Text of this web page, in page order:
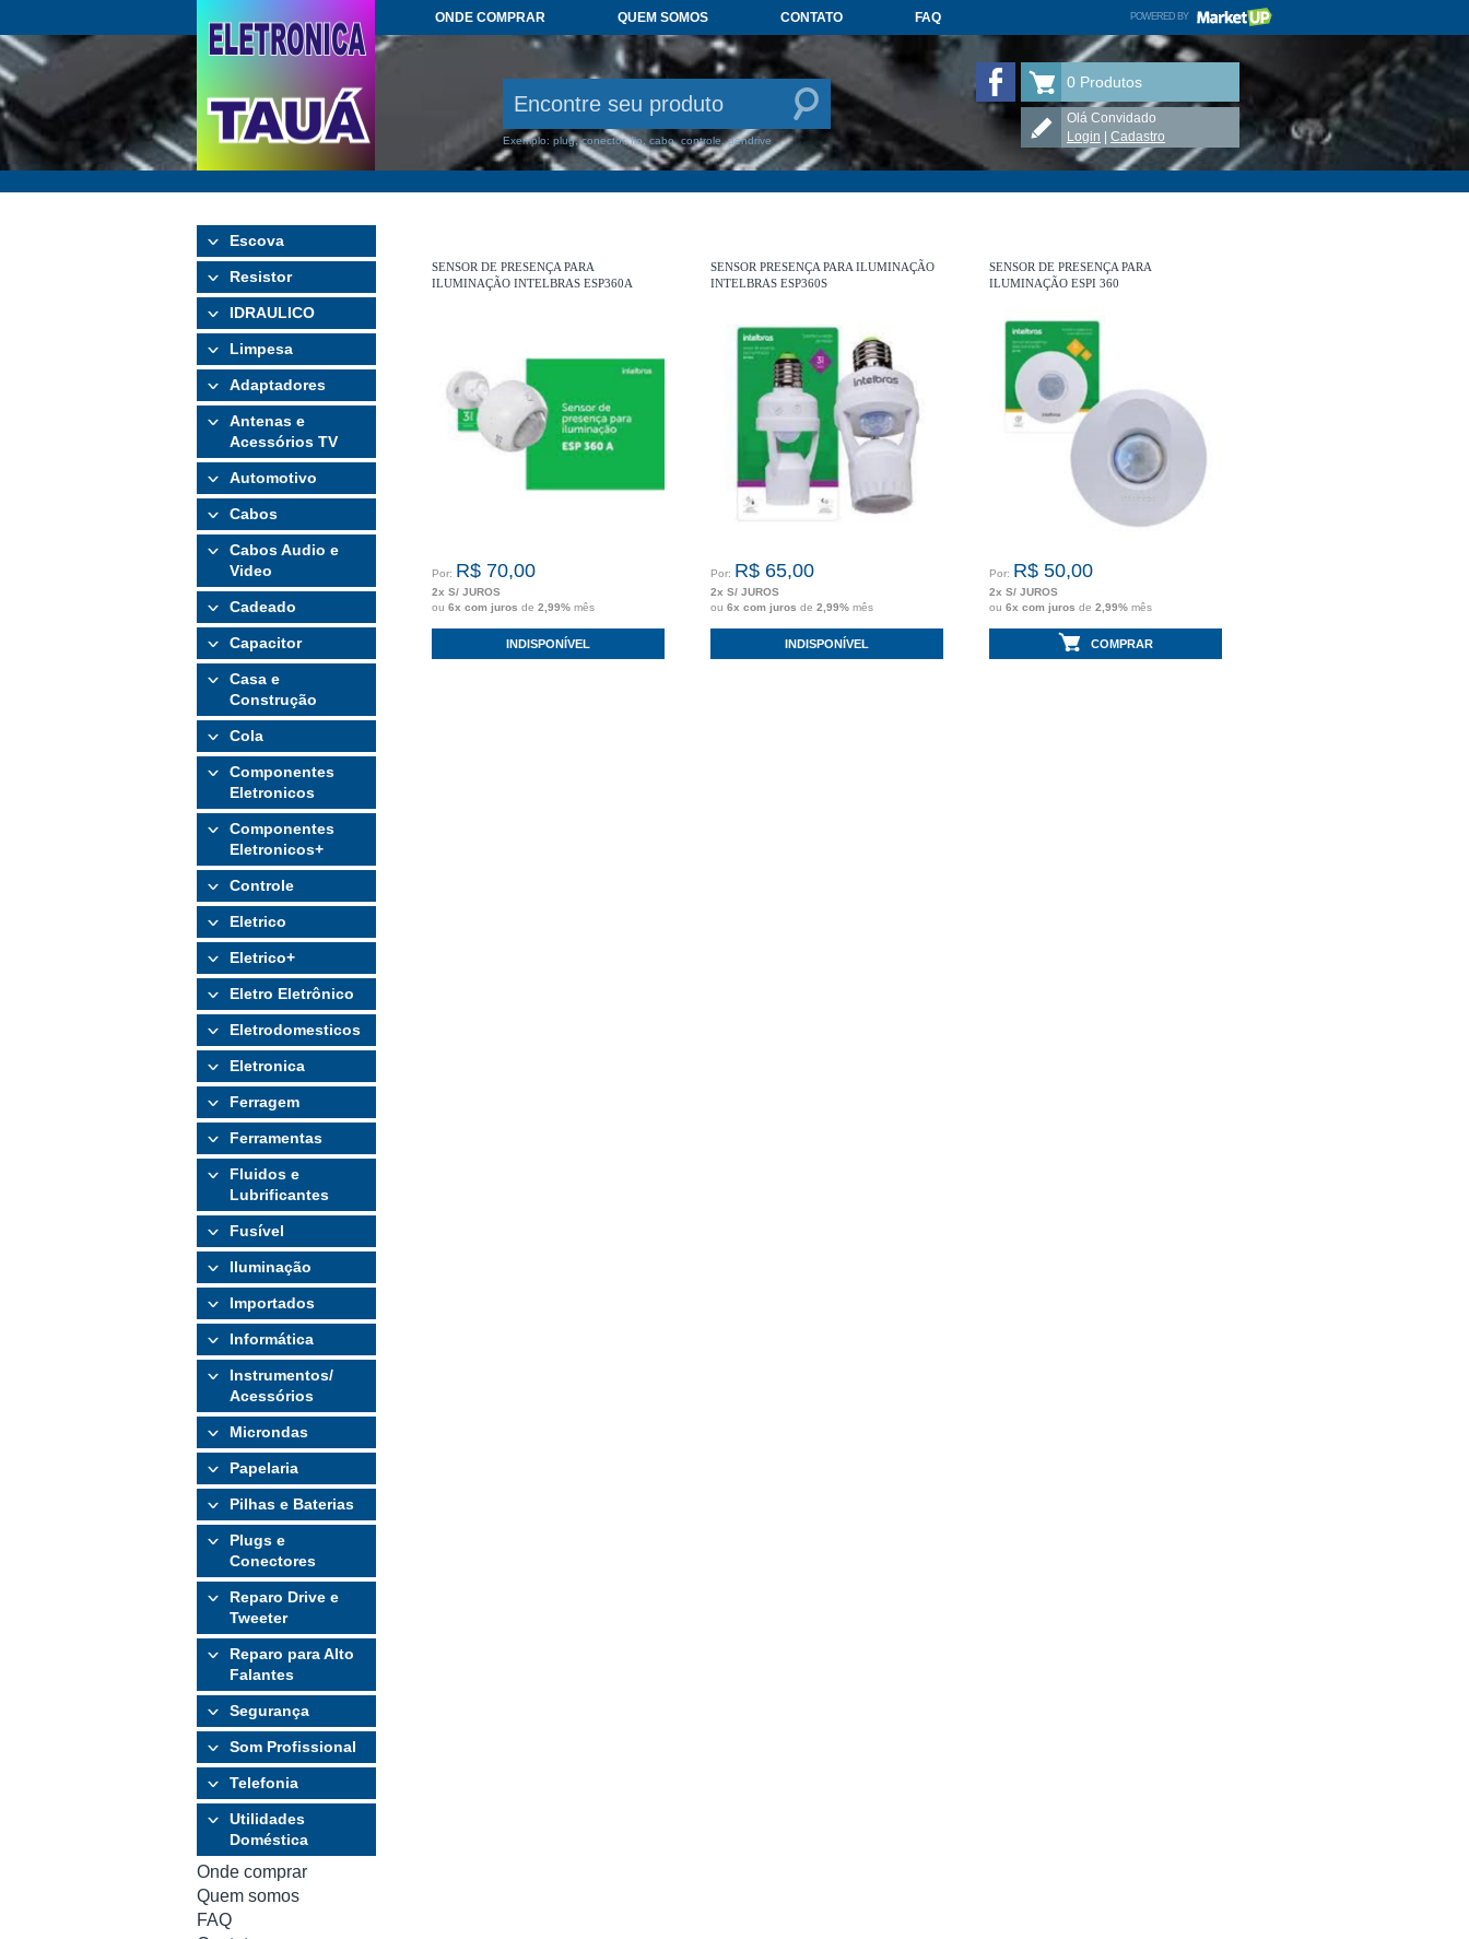
ONDE COMPRAR QUEM SOMOS CONTATO FAQ POWERED BY
Exemplo: plug, conector, fio, cabo, controle, pendrive
ELETRÔNICA TAUÁ no Facebook
0 Produtos
Olá Convidado
Login
Cadastro
Escova
Resistor
IDRAULICO
Limpesa
Adaptadores
Antenas e
Acessórios TV
Automotivo
Cabos
Cabos Audio e
Video
Cadeado
Capacitor
Casa e
Construção
Cola
Componentes
Eletronicos
Componentes
Eletronicos+
Controle
Eletrico
Eletrico+
Eletro Eletrônico
Eletrodomesticos
Eletronica
Ferragem
Ferramentas
Fluidos e
Lubrificantes
Fusível
Iluminação
Importados
Informática
Instrumentos/
Acessórios
Microndas
Papelaria
Pilhas e Baterias
Plugs e
Conectores
Reparo Drive e
Tweeter
Reparo para Alto
Falantes
Segurança
Som Profissional
Telefonia
Utilidades
Doméstica
Onde comprar
Quem somos
FAQ
SENSOR DE PRESENÇA PARA
ILUMINAÇÃO INTELBRAS ESP360A
Por: R$ 70,00
2x S/ JUROS
ou 6x com juros de 2,99% mês
INDISPONÍVEL
SENSOR PRESENÇA PARA ILUMINAÇÃO
INTELBRAS ESP360S
Por: R$ 65,00
2x S/ JUROS
ou 6x com juros de 2,99% mês
INDISPONÍVEL
SENSOR DE PRESENÇA PARA
ILUMINAÇÃO ESPI 360
Por: R$ 50,00
2x S/ JUROS
ou 6x com juros de 2,99% mês
COMPRAR